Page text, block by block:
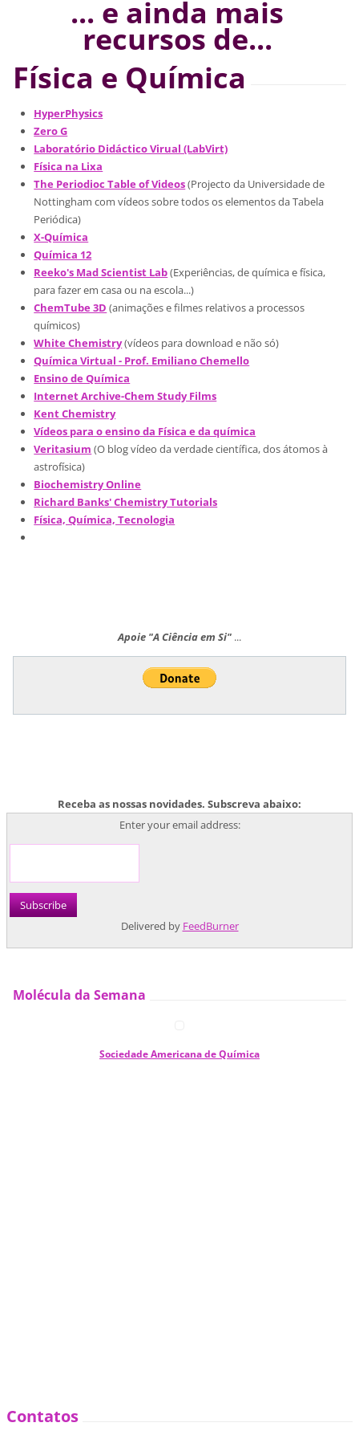
... e ainda mais
recursos de...
Física e Química
HyperPhysics
Zero G
Laboratório Didáctico Virual (LabVirt)
Física na Lixa
The Periodioc Table of Videos(Projecto da Universidade de
Nottingham com vídeos sobre todos os elementos da Tabela
Periódica)
X-Química
Química 12
Reeko's Mad Scientist Lab(Experiências, de química e física,
para fazer em casa ou na escola...)
ChemTube 3D (animações e filmes relativos a processos
químicos)
White Chemistry(vídeos para download e não só)
Química Virtual - Prof. Emiliano Chemello
Ensino de Química
Internet Archive-Chem Study Films
Kent Chemistry
Vídeos para o ensino da Física e da química
Veritasium (O blog vídeo da verdade científica, dos átomos à
astrofísica)
Biochemistry Online
Richard Banks' Chemistry Tutorials
Física, Química, Tecnologia
Apoie "A Ciência em Si" ...
Receba as nossas novidades. Subscreva abaixo:
Enter your email address:
Delivered by FeedBurner
Molécula da Semana
Sociedade Americana de Química
Contatos